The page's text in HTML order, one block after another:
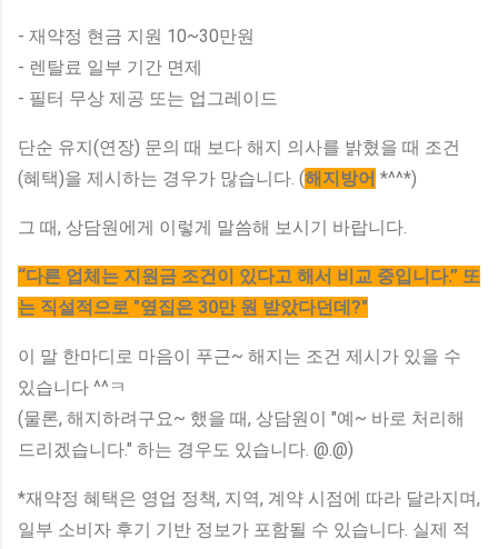
- 재약정 현금 지원 10~30만원
- 렌탈료 일부 기간 면제
- 필터 무상 제공 또는 업그레이드
단순 유지(연장) 문의 때 보다 해지 의사를 밝혔을 때 조건
(혜택)을 제시하는 경우가 많습니다. (해지방어 *^^*)
그 때, 상담원에게 이렇게 말씀해 보시기 바랍니다.
“다른 업체는 지원금 조건이 있다고 해서 비교 중입니다.” 또
는 직설적으로 "옆집은 30만 원 받았다던데?"
이 말 한마디로 마음이 푸근~ 해지는 조건 제시가 있을 수
있습니다 ^^ㅋ
(물론, 해지하려구요~ 했을 때, 상담원이 "예~ 바로 처리해
드리겠습니다." 하는 경우도 있습니다. @.@)
*재약정 혜택은 영업 정책, 지역, 계약 시점에 따라 달라지며,
일부 소비자 후기 기반 정보가 포함될 수 있습니다. 실제 적